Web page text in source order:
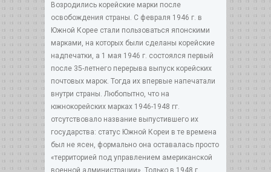
Возродились корейские марки после
освобождения страны. С февраля 1946 г. в
Южной Корее стали пользоваться японскими
марками, на которых были сделаны корейские
надпечатки, а 1 мая 1946 г. состоялся первый
после 35-летнего перерыва выпуск корейских
почтовых марок. Тогда их впервые напечатали
внутри страны. Любопытно, что на
южнокорейских марках 1946-1948 гг.
отсутствовало название выпустившего их
государства: статус Южной Кореи в те времена
был не ясен, формально она оставалась просто
«территорией под управлением американской
военной администрации». Только в 1948 г.,